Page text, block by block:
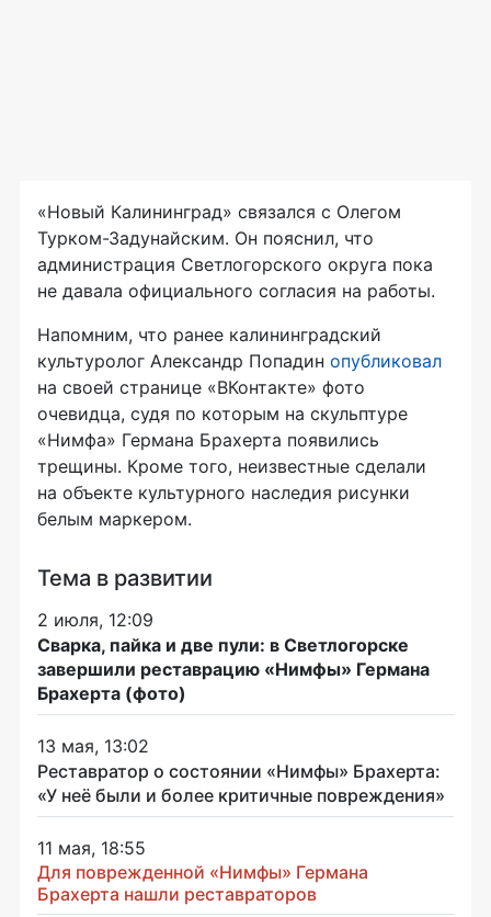
«Новый Калининград» связался с Олегом
Турком-Задунайским. Он пояснил, что
администрация Светлогорского округа пока
не давала официального согласия на работы.
Напомним, что ранее калининградский
культуролог Александр Попадин опубликовал
на своей странице «ВКонтакте» фото
очевидца, судя по которым на скульптуре
«Нимфа» Германа Брахерта появились
трещины. Кроме того, неизвестные сделали
на объекте культурного наследия рисунки
белым маркером.
Тема в развитии
2 июля, 12:09
Сварка, пайка и две пули: в Светлогорске
завершили реставрацию «Нимфы» Германа
Брахерта (фото)
13 мая, 13:02
Реставратор о состоянии «Нимфы» Брахерта:
«У неё были и более критичные повреждения»
11 мая, 18:55
Для поврежденной «Нимфы» Германа
Брахерта нашли реставраторов